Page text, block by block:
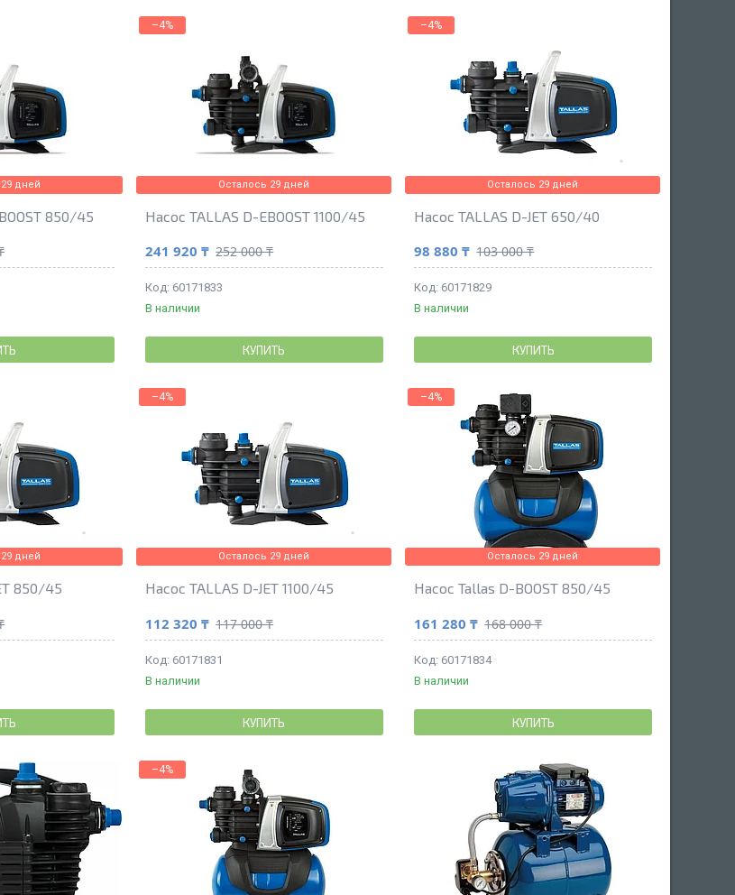
дней
850/45
–4%
Осталось 29 дней
Насос TALLAS D-EBOOST 1100/45
241 920 ₸ 252 000 ₸
60171833
В наличии
КУПИТЬ
–4%
Осталось 29 дней
Насос TALLAS D-JET 650/40
98 880 ₸ 103 000 ₸
60171829
В наличии
КУПИТЬ
дней
850/45
–4%
Осталось 29 дней
Насос TALLAS D-JET 1100/45
112 320 ₸ 117 000 ₸
60171831
В наличии
КУПИТЬ
–4%
Осталось 29 дней
Насос Tallas D-BOOST 850/45
161 280 ₸ 168 000 ₸
60171834
В наличии
КУПИТЬ
–4%